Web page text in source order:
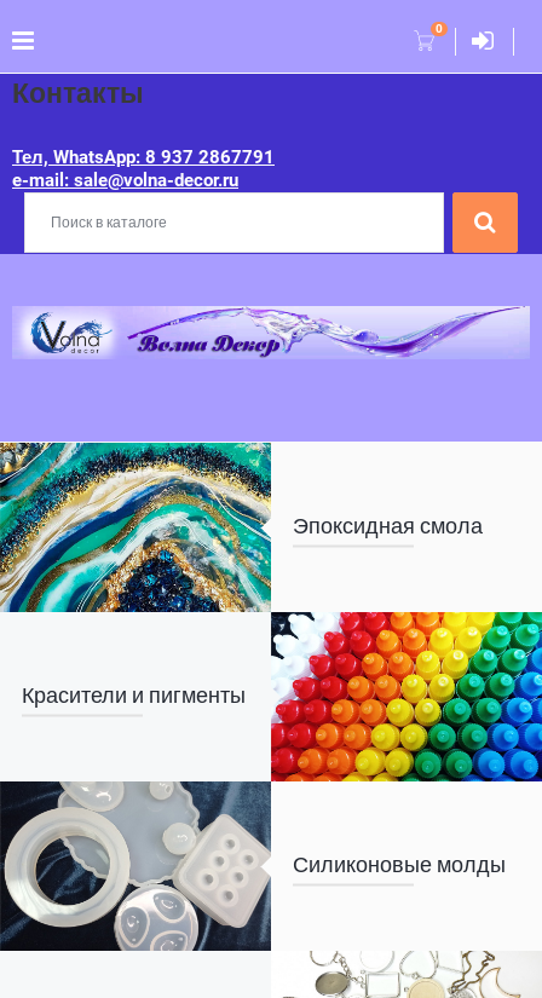
0
Контакты
Тел, WhatsApp: 8 937 2867791
e-mail: sale@volna-decor.ru
Эпоксидная смола
Красители и пигменты
Силиконовые молды